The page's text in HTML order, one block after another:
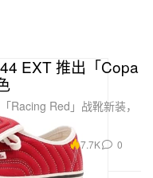
EXT 推出「Copa
Racing Red」战靴新装，
7.7K 0